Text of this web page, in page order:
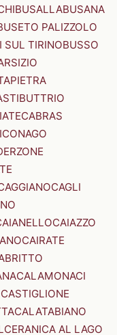
BUSALLABUSANA
PALIZZOLO
SUL TIRINOBUSSO
BUTTRIO
CABRAS
CAGLI
CAIAZZO
CAIRATE
CALAMONACI
CALATABIANO
AL LAGO